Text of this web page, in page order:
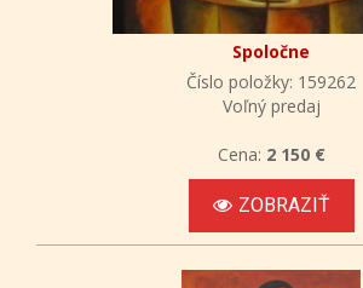
Spoločne
Číslo položky: 159262
Voľný predaj
Cena: 2 150 €
ZOBRAZIŤ